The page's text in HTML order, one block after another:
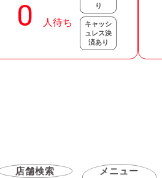
り
キャッシ
ュレス決
済あり
店舗検索
メニュー